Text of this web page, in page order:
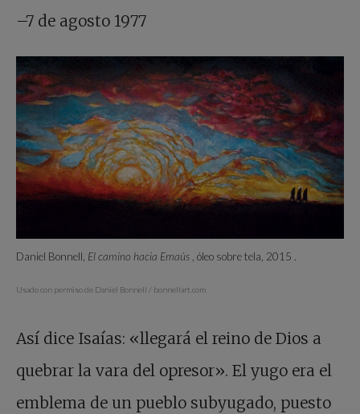
–7 de agosto 1977
Daniel Bonnell, El camino hacia Emaús , óleo sobre tela, 2015
Usado con permiso de Daniel Bonnell / bonnellart.com
Así dice Isaías: «llegará el reino de Dios a
quebrar la vara del opresor». El yugo era el
emblema de un pueblo subyugado, puesto